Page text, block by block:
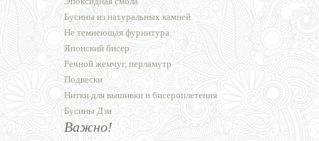
Бусины из натуральных камней
Не темнеющая фурнитура
Японский бисер
Речной жемчуг, перламутр
Подвески
Нитки для вышивки и бисероплетения
Бусины Дзи
Важно!